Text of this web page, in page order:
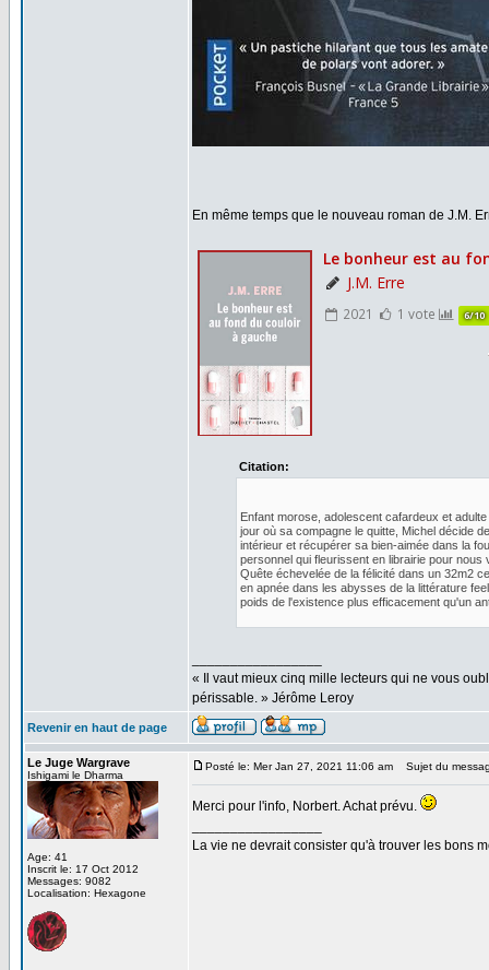
En même temps que le nouveau roman de J.M.
Citation:
Enfant morose, adolescent cafardeux et
jour où sa compagne le quitte, Michel décide
intérieur et récupérer sa bien-aimée dans la
personnel qui fleurissent en librairie pour
Quête échevelée de la félicité dans un 32m2
en apnée dans les abysses de la littérature
poids de l'existence plus efficacement qu'un
« Il vaut mieux cinq mille lecteurs qui ne vous
périssable. » Jérôme Leroy
Revenir en haut de page
Le Juge Wargrave
Ishigami le Dharma
Age: 41
Inscrit le: 17 Oct 2012
Messages: 9082
Localisation: Hexagone
Posté le: Mer Jan 27, 2021 11:06 am Sujet du
Merci pour l'info, Norbert. Achat prévu.
La vie ne devrait consister qu'à trouver les bons